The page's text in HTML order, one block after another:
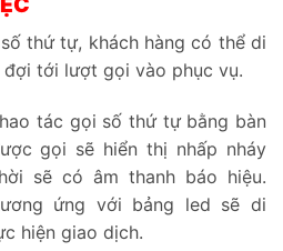
thứ tự, khách hàng có thể di
tới lượt gọi vào phục vụ.
tác gọi số thứ tự bằng bàn
gọi sẽ hiển thị nhấp nháy
sẽ có âm thanh báo hiệu.
ứng với bảng led sẽ di
hiện giao dịch.